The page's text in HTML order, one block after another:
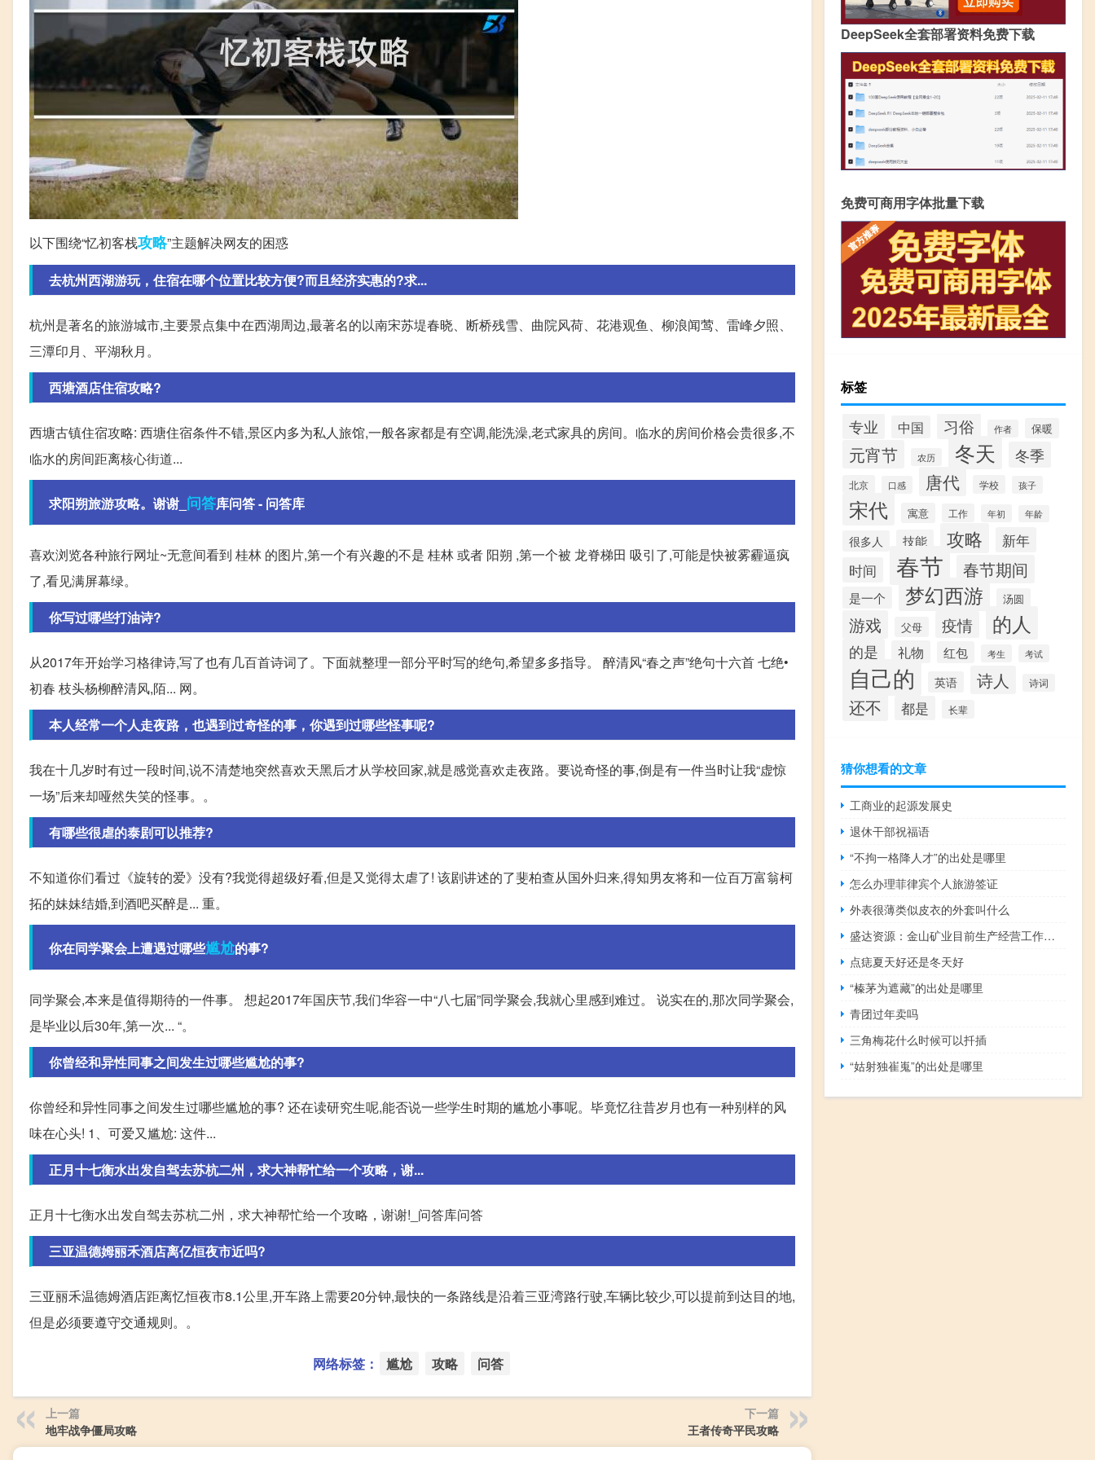
以下围绕“忆初客栈攻略”主题解决网友的困惑
去杭州西湖游玩，住宿在哪个位置比较方便?而且经济实惠的?求...
杭州是著名的旅游城市,主要景点集中在西湖周边,最著名的以南宋苏堤春晓、断桥残雪、曲院风荷、花港观鱼、柳浪闻莺、雷峰夕照、
三潭印月、平湖秋月。
西塘酒店住宿攻略?
西塘古镇住宿攻略: 西塘住宿条件不错,景区内多为私人旅馆,一般各家都是有空调,能洗澡,老式家具的房间。临水的房间价格会贵很多,不
临水的房间距离核心街道...
求阳朔旅游攻略。谢谢_ 问答库问答 - 问答库
喜欢浏览各种旅行网址~无意间看到 桂林 的图片,第一个有兴趣的不是 桂林 或者 阳朔 ,第一个被 龙脊梯田 吸引了,可能是快被雾霾逼疯
了,看见满屏幕绿。
你写过哪些打油诗?
从2017年开始学习格律诗,写了也有几百首诗词了。下面就整理一部分平时写的绝句,希望多多指导。 醉清风“春之声”绝句十六首 七绝•
初春 枝头杨柳醉清风,陌... 网。
本人经常一个人走夜路，也遇到过奇怪的事，你遇到过哪些怪事呢?
我在十几岁时有过一段时间,说不清楚地突然喜欢天黑后才从学校回家,就是感觉喜欢走夜路。要说奇怪的事,倒是有一件当时让我“虚惊
一场”后来却哑然失笑的怪事。。
有哪些很虐的泰剧可以推荐?
不知道你们看过《旋转的爱》没有?我觉得超级好看,但是又觉得太虐了! 该剧讲述的了斐柏查从国外归来,得知男友将和一位百万富翁柯
拓的妹妹结婚,到酒吧买醉是... 重。
你在同学聚会上遭遇过哪些尴尬的事?
同学聚会,本来是值得期待的一件事。 想起2017年国庆节,我们华容一中“八七届”同学聚会,我就心里感到难过。 说实在的,那次同学聚会,
是毕业以后30年,第一次... “。
你曾经和异性同事之间发生过哪些尴尬的事?
你曾经和异性同事之间发生过哪些尴尬的事? 还在读研究生呢,能否说一些学生时期的尴尬小事呢。毕竟忆往昔岁月也有一种别样的风
味在心头! 1、可爱又尴尬: 这件...
正月十七衡水出发自驾去苏杭二州，求大神帮忙给一个攻略，谢...
正月十七衡水出发自驾去苏杭二州，求大神帮忙给一个攻略，谢谢!_问答库问答
三亚温德姆丽禾酒店离亿恒夜市近吗?
三亚丽禾温德姆酒店距离忆恒夜市8.1公里,开车路上需要20分钟,最快的一条路线是沿着三亚湾路行驶,车辆比较少,可以提前到达目的地,
但是必须要遵守交通规则。。
网络标签： 尴尬 攻略 问答
上一篇
地牢战争僵局攻略
下一篇
王者传奇平民攻略
DeepSeek全套部署资料免费下载
免费可商用字体批量下载
标签
专业 中国 习俗 作者 保暖
元宵节 农历 冬天 冬季
北京 口感 唐代 学校 孩子
宋代 寓意 工作 年初 年龄
很多人 技能 攻略
新年
时间
春节 春节期间
是一个 梦幻西游 汤圆
游戏 父母 疫情 的人
的是 礼物 红包 考生 考试
自己的 英语 诗人 诗词
还不 都是 长辈
猜你想看的文章
工商业的起源发展史
退休干部祝福语
“不拘一格降人才”的出处是哪里
怎么办理菲律宾个人旅游签证
外表很薄类似皮衣的外套叫什么
盛达资源：金山矿业目前生产经营工作正常开展
点痣夏天好还是冬天好
“榛茅为遮藏”的出处是哪里
青团过年卖吗
三角梅花什么时候可以扦插
“姑射独崔嵬”的出处是哪里